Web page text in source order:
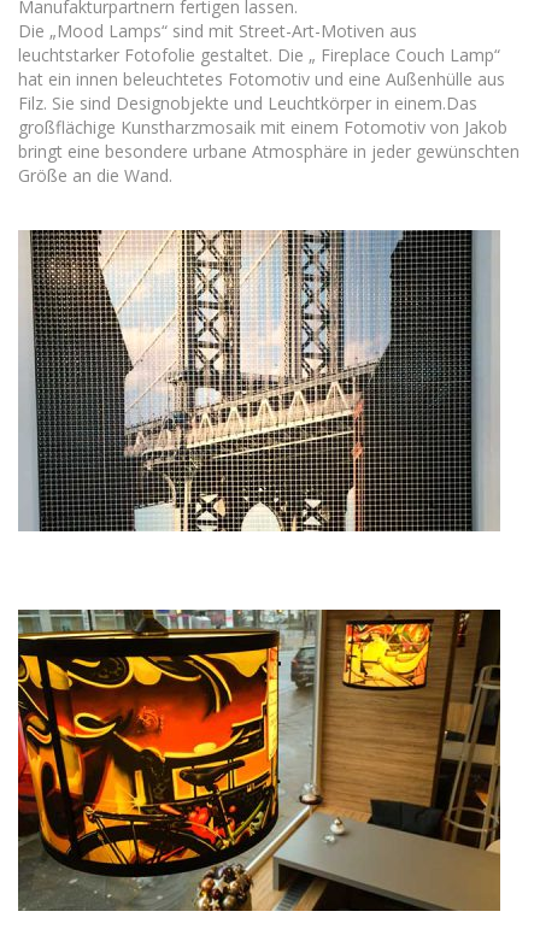
Manufakturpartnern fertigen lassen.
Die „Mood Lamps“ sind mit Street-Art-Motiven aus
leuchtstarker Fotofolie gestaltet. Die „ Fireplace Couch Lamp“
hat ein innen beleuchtetes Fotomotiv und eine Außenhülle aus
Filz. Sie sind Designobjekte und Leuchtkörper in einem.Das
großflächige Kunstharzmosaik mit einem Fotomotiv von Jakob
bringt eine besondere urbane Atmosphäre in jeder gewünschten
Größe an die Wand.